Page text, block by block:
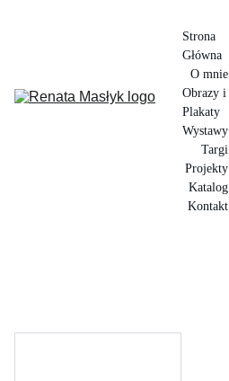
Strona
Główna
O mnie
Obrazy i
Plakaty
Wystawy
Targi
Projekty
Katalog
Kontakt